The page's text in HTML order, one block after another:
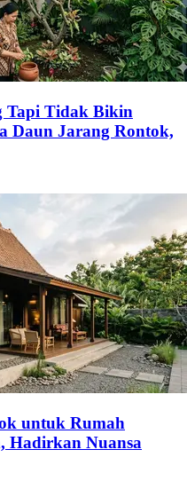
Tapi Tidak Bikin
Daun Jarang Rontok,
untuk Rumah
Hadirkan Nuansa